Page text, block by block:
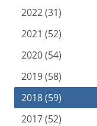
2022 (31)
2021 (52)
2020 (54)
2019 (58)
2018 (59)
2017 (52)